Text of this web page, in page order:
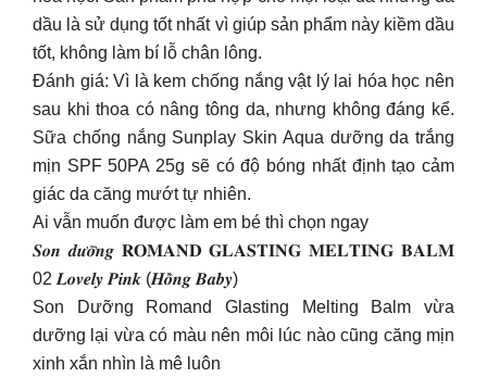
dầu là sử dụng tốt nhất vì giúp sản phẩm này kiềm dầu
tốt, không làm bí lỗ chân lông.
Đánh giá: Vì là kem chống nắng vật lý lai hóa học nên
sau khi thoa có nâng tông da, nhưng không đáng kể.
Sữa chống nắng Sunplay Skin Aqua dưỡng da trắng
mịn SPF 50PA 25g sẽ có độ bóng nhất định tạo cảm
giác da căng mướt tự nhiên.
Ai vẫn muốn được làm em bé thì chọn ngay
𝑺𝒐𝒏 𝒅𝒖̛𝒐̛̃𝒏𝒈 𝐑𝐎𝐌𝐀𝐍𝐃 𝐆𝐋𝐀𝐒𝐓𝐈𝐍𝐆 𝐌𝐄𝐋𝐓𝐈𝐍𝐆 𝐁𝐀𝐋𝐌
02 𝑳𝒐𝒗𝒆𝒍𝒚 𝑷𝒊𝒏𝒌 (𝑯𝒐̂̀𝒏𝒈 𝑩𝒂𝒃𝒚)
Son Dưỡng Romand Glasting Melting Balm vừa
dưỡng lại vừa có màu nên môi lúc nào cũng căng mịn
xinh xắn nhìn là mê luôn